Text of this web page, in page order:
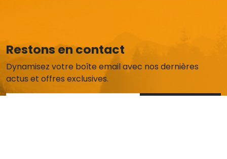
Restons en contact
Dynamisez votre boîte email avec nos dernières
actus et offres exclusives.